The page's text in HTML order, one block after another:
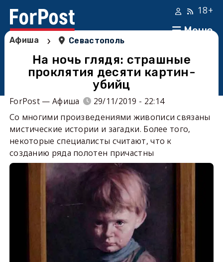
Меню
18+
Афиша › Севастополь
На ночь глядя: страшные
проклятия десяти картин-
убийц
ForPost — Афиша
29/11/2019 - 22:14
Со многими произведениями живописи связаны
мистические истории и загадки. Более того,
некоторые специалисты считают, что к
созданию ряда полотен причастны